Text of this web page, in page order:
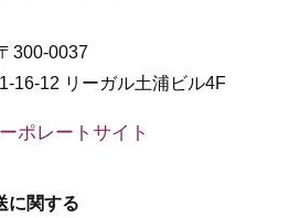
300-0037
16-12 リーガル土浦ビル4F
ポレートサイト
に関する